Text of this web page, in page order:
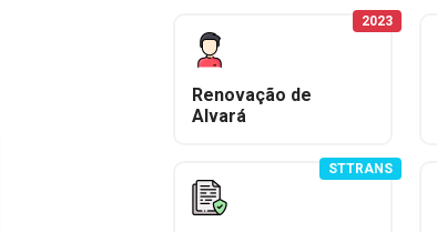
Renovação de
Alvará
2023
STTRANS